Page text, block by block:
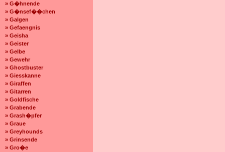
» G�hnende
» G�nsef��chen
» Galgen
» Gefaengnis
» Geisha
» Geister
» Gelbe
» Gewehr
» Ghostbuster
» Giesskanne
» Giraffen
» Gitarren
» Goldfische
» Grabende
» Grash�pfer
» Graue
» Greyhounds
» Grinsende
» Gro�e